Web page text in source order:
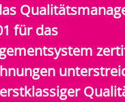
für das